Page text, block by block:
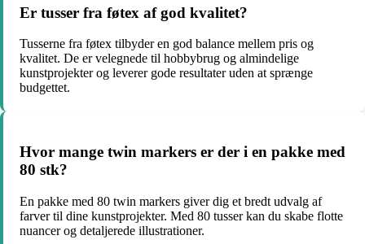
Er tusser fra føtex af god kvalitet?
Tusserne fra føtex tilbyder en god balance mellem pris og
kvalitet. De er velegnede til hobbybrug og almindelige
kunstprojekter og leverer gode resultater uden at sprænge
budgettet.
Hvor mange twin markers er der i en pakke med
80 stk?
En pakke med 80 twin markers giver dig et bredt udvalg af
farver til dine kunstprojekter. Med 80 tusser kan du skabe flotte
nuancer og detaljerede illustrationer.